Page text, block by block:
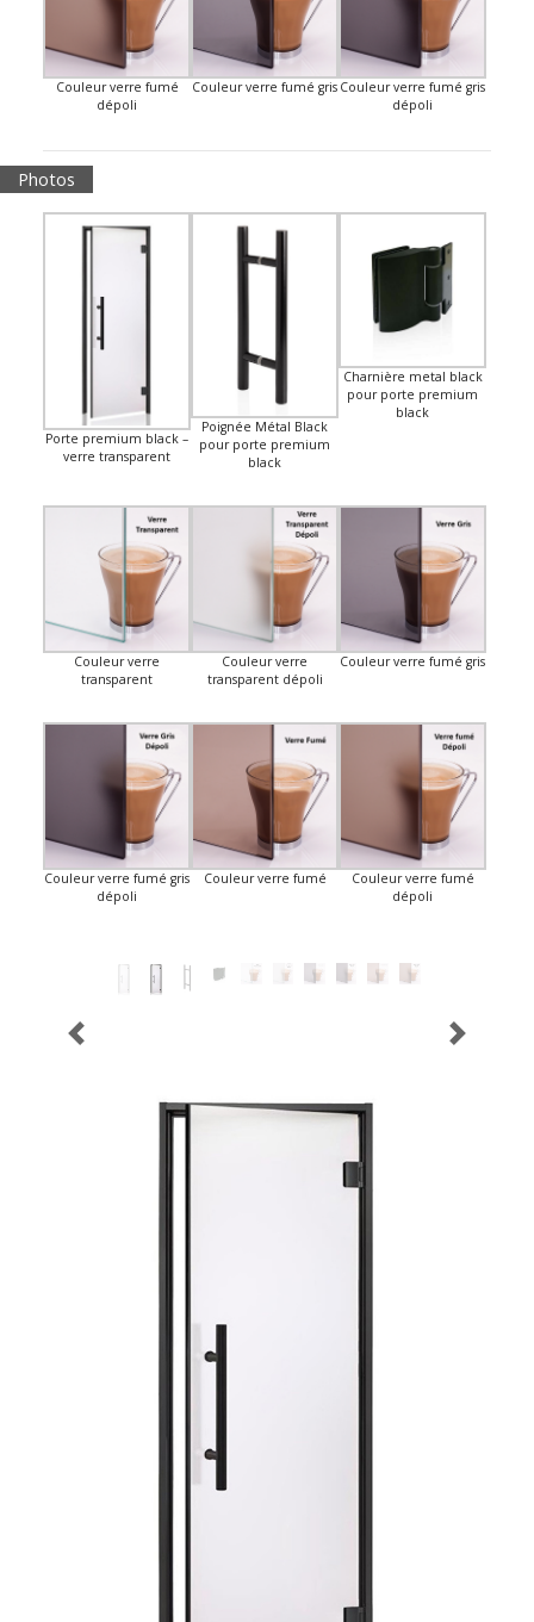
Couleur verre fumé
dépoli
Couleur verre fumé gris Couleur verre fumé gris
dépoli
Photos
Porte premium black –
verre transparent
Poignée Métal Black
pour porte premium
black
Charnière metal black
pour porte premium
black
Couleur verre
transparent
Couleur verre
transparent dépoli
Couleur verre fumé gris
Couleur verre fumé gris
dépoli
Couleur verre fumé
Couleur verre fumé
dépoli